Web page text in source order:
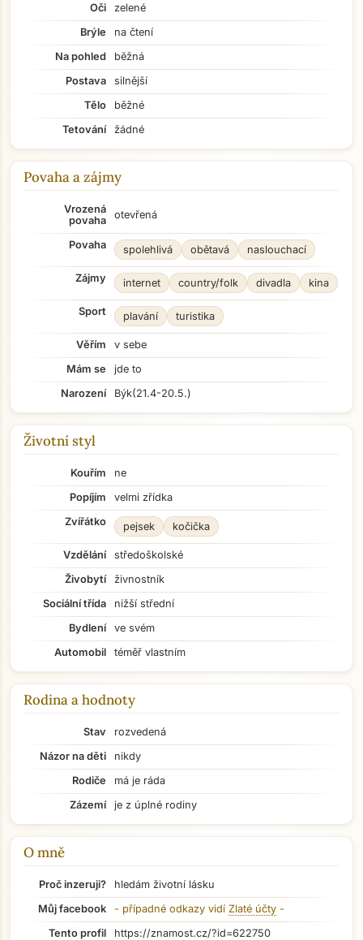
Přejít na hlavní obsah
Oči
zelené
Brýle
na čtení
Na pohled
běžná
Postava
silnější
Tělo
běžné
Tetování
žádné
Povaha a zájmy
Vrozená
povaha
otevřená
Povaha spolehlivá obětavá naslouchací
Zájmy internet country/folk divadla kina
Sport plavání turistika
Věřím
v sebe
Mám se
jde to
Narození
Býk(21.4-20.5.)
Životní styl
Kouřím
ne
Popíjím
velmi zřídka
Zvířátko
pejsek kočička
Vzdělání
středoškolské
Živobytí
živnostník
Sociální třída
nižší střední
Bydlení
ve svém
Automobil
téměř vlastním
Rodina a hodnoty
Stav
rozvedená
Názor na děti
nikdy
Rodiče
má je ráda
Zázemí
je z úplné rodiny
O mně
Proč inzeruji?
hledám životní lásku
Můj facebook
- případné odkazy vidí Zlaté účty -
Tento profil
https://znamost.cz/?id=622750